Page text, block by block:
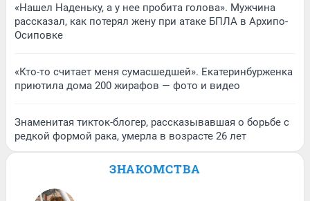
«Нашел Наденьку, а у нее пробита голова». Мужчина
рассказал, как потерял жену при атаке БПЛА в Архипо-
Осиповке
«Кто-то считает меня сумасшедшей». Екатеринбурженка
приютила дома 200 жирафов — фото и видео
Знаменитая тикток-блогер, рассказывавшая о борьбе с
редкой формой рака, умерла в возрасте 26 лет
ЗНАКОМСТВА